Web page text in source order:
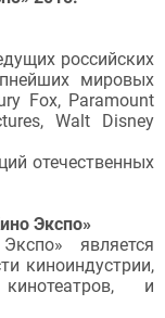
российских
мировых
Fox, Paramount
Walt Disney
отечественных
Экспо»
является
киноиндустрии,
и